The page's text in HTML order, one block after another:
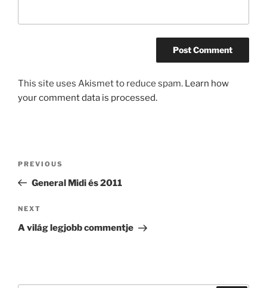
This site uses Akismet to reduce spam. Learn how
your comment data is processed.
Previous
Post
PREVIOUS
General Midi és 2011
Next
Post
NEXT
A világ legjobb commentje